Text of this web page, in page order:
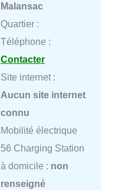
Malansac
Quartier :
Téléphone :
Contacter
Site internet :
Aucun site internet
connu
Mobilité électrique
56 Charging Station
à domicile : non
renseigné